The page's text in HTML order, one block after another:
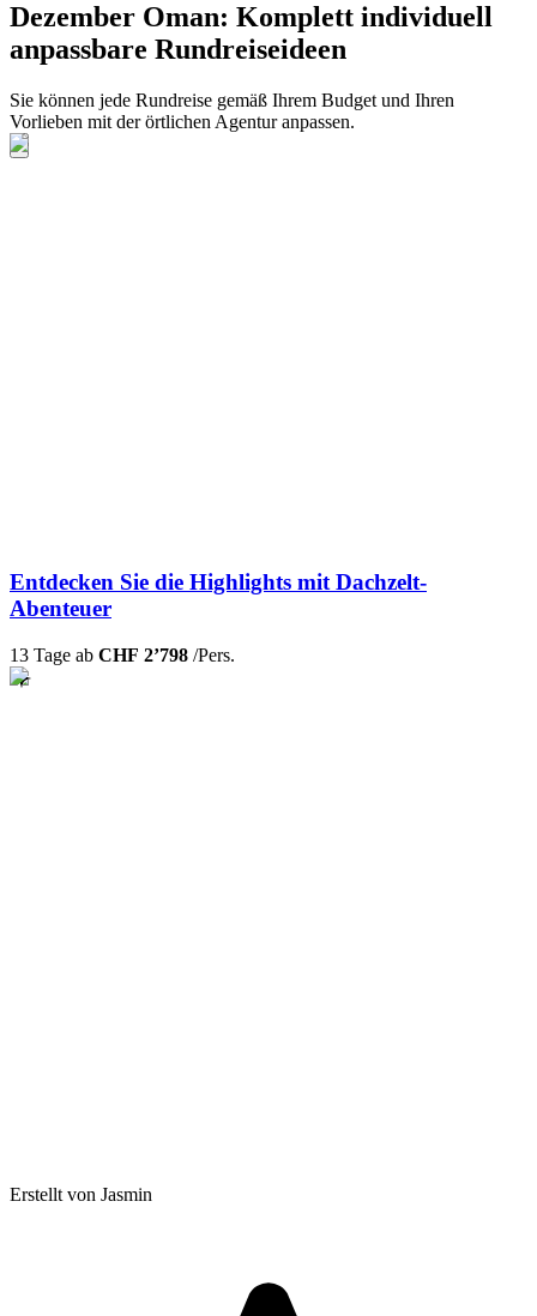
Dezember Oman: Komplett individuell
anpassbare Rundreiseideen
Sie können jede Rundreise gemäß Ihrem Budget und Ihren
Vorlieben mit der örtlichen Agentur anpassen.
Entdecken Sie die Highlights mit Dachzelt-
Abenteuer
13 Tage ab CHF 2’798 /Pers.
Erstellt von Jasmin